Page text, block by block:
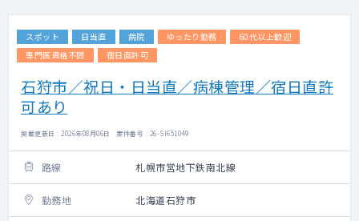
スポット 日当直 病院 ゆったり勤務
60代以上歓迎
専門医資格不問
宿日直許可
石狩市／祝日・日当直／病棟管理／宿日直許
可あり
掲載更新日 : 2026年08月06日 案件番号 : 26-SI651049
路線 札幌市営地下鉄南北線
勤務地 北海道石狩市